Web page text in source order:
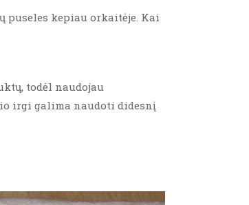
kepiau orkaitėje. Kai
todėl naudojau
irgi galima naudoti didesnį